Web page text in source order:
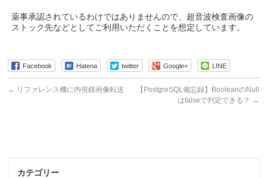
薬事承認されているわけではありませんので、超音波検査画像の
ストック先などとしてご利用いただくことを想定しています。
Facebook Hatena twitter Google+ LINE
← リファレンス機に内視鏡画像転送
【PostgreSQL備忘録】BooleanのNull
はfalseで判定できる？ →
カテゴリー